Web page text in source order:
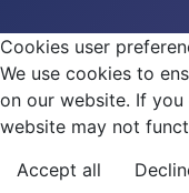
Cookies user
We use cookies to
on our website. If
website may not
Accept all